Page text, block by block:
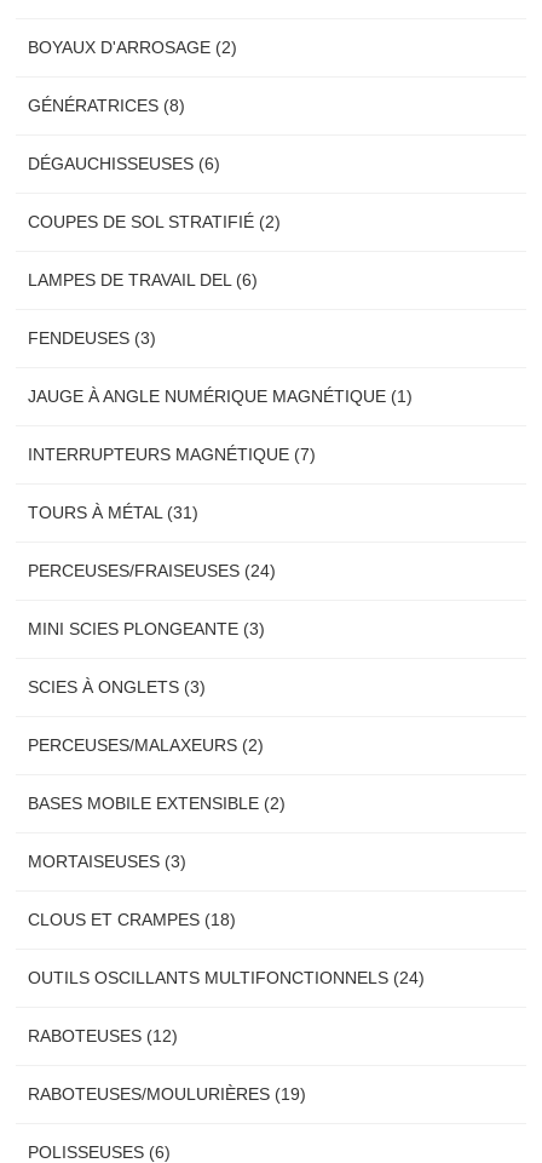
BOYAUX D'ARROSAGE (2)
GÉNÉRATRICES (8)
DÉGAUCHISSEUSES (6)
COUPES DE SOL STRATIFIÉ (2)
LAMPES DE TRAVAIL DEL (6)
FENDEUSES (3)
JAUGE À ANGLE NUMÉRIQUE MAGNÉTIQUE (1)
INTERRUPTEURS MAGNÉTIQUE (7)
TOURS À MÉTAL (31)
PERCEUSES/FRAISEUSES (24)
MINI SCIES PLONGEANTE (3)
SCIES À ONGLETS (3)
PERCEUSES/MALAXEURS (2)
BASES MOBILE EXTENSIBLE (2)
MORTAISEUSES (3)
CLOUS ET CRAMPES (18)
OUTILS OSCILLANTS MULTIFONCTIONNELS (24)
RABOTEUSES (12)
RABOTEUSES/MOULURIÈRES (19)
POLISSEUSES (6)